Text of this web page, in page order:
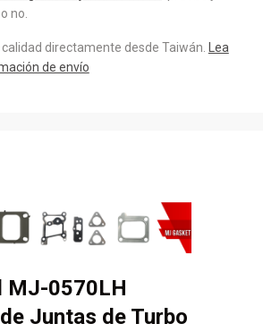
no.
directamente desde Taiwán.
Lea
de envío
MJ-0570LH
Juntas de Turbo